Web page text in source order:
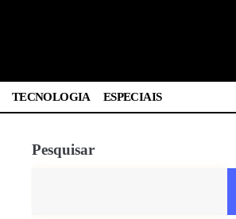
TECNOLOGIA ESPECIAIS
Pesquisar